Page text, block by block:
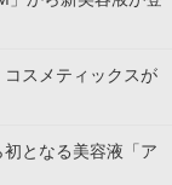
スメティックスが
となる美容液「ア